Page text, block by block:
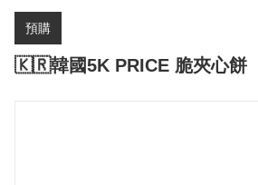
預購
🇰🇷韓國5K PRICE 脆夾心餅